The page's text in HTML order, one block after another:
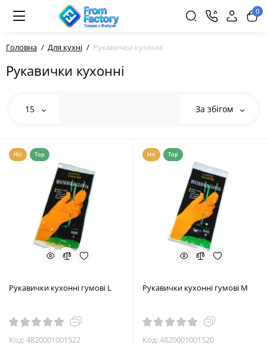
0
Головна Для кухні Рукавички кухонні
Рукавички кухонні
15 За збігом
Hit Top
Рукавички кухонні гумові L
Код:4820001001522
Hit Top
Рукавички кухонні гумові M
Код:4820001001520